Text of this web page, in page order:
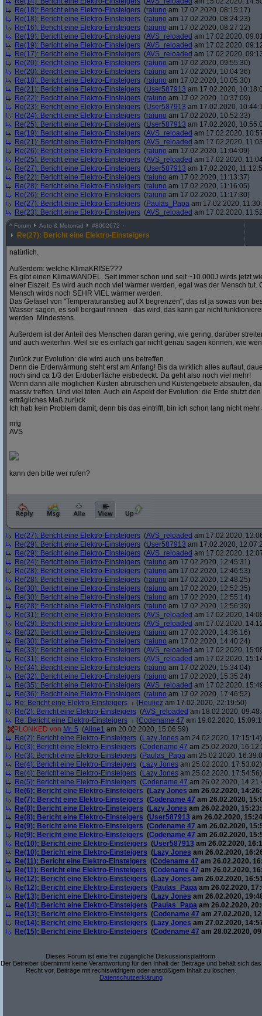
Re(18): Bericht eine Elektro-Einsteigers (raiuno am 17.02.2020, 08:15:17)
Re(18): Bericht eine Elektro-Einsteigers (raiuno am 17.02.2020, 08:24:23)
Re(16): Bericht eine Elektro-Einsteigers (raiuno am 17.02.2020, 08:27:22)
Re(19): Bericht eine Elektro-Einsteigers (AVS_reloaded am 17.02.2020,
Re(19): Bericht eine Elektro-Einsteigers (AVS_reloaded am 17.02.2020,
Re(17): Bericht eine Elektro-Einsteigers (AVS_reloaded am 17.02.2020,
Re(20): Bericht eine Elektro-Einsteigers (raiuno am 17.02.2020, 09:55:30)
Re(20): Bericht eine Elektro-Einsteigers (raiuno am 17.02.2020, 10:04:36)
Re(18): Bericht eine Elektro-Einsteigers (raiuno am 17.02.2020, 10:05:30)
Re(21): Bericht eine Elektro-Einsteigers (User587913 am 17.02.2020,
Re(22): Bericht eine Elektro-Einsteigers (raiuno am 17.02.2020, 10:37:09)
Re(23): Bericht eine Elektro-Einsteigers (User587913 am 17.02.2020,
Re(24): Bericht eine Elektro-Einsteigers (raiuno am 17.02.2020, 10:52:33)
Re(25): Bericht eine Elektro-Einsteigers (User587913 am 17.02.2020,
Re(19): Bericht eine Elektro-Einsteigers (AVS_reloaded am 17.02.2020,
Re(21): Bericht eine Elektro-Einsteigers (AVS_reloaded am 17.02.2020,
Re(26): Bericht eine Elektro-Einsteigers (raiuno am 17.02.2020, 11:04:09)
Re(25): Bericht eine Elektro-Einsteigers (AVS_reloaded am 17.02.2020,
Re(27): Bericht eine Elektro-Einsteigers (User587913 am 17.02.2020,
Re(22): Bericht eine Elektro-Einsteigers (raiuno am 17.02.2020, 11:13:37)
Re(28): Bericht eine Elektro-Einsteigers (raiuno am 17.02.2020, 11:16:05)
Re(26): Bericht eine Elektro-Einsteigers (raiuno am 17.02.2020, 11:17:30)
Re(27): Bericht eine Elektro-Einsteigers (Paulas_Papa am 17.02.2020,
Re(23): Bericht eine Elektro-Einsteigers (AVS_reloaded am 17.02.2020,
^ Forum Auto & Motorrad #8002672
Re(27): Bericht eine Elektro-Einsteigers
natürlich.
Außerdem: welche KlimaKRISE???
Es gibt einen KlimaWANDEL. Seit immer schon und seit ~10.000J wirds jetzt
einer Eiszeit. Es wird auch noch viel wärmer werden, egal was der Mensch tut.
Mensch wirds noch SEHR VIEL wärmer werden.
Das Gefasel von "Temperaturanstieg auf X begrenzen", das ist ja sowas von
Wasser sagen, es soll bergauf rinnen - das wird, das kann gar nicht
werden. Mindestens.
Außerdem ist der Anteil des Menschen daran gering, wie gering, darüber
und auch weiterhin. Weil sie es einfach gar nicht genau sagen können, wie
Zurück zur Evolution: die wird auch uns betreffen.
Denn die Erderwärmung steht erst am Anfang! Bis da wirklich alles auftaut,
noch sind ca 1/3 der Erdoberfläche eisbedeckt. Da geht also noch viel mehr!
Wenn dann alle möglichen Küsten abrutschen und Küstengebiete absaufen,
massiv treffen. Und viel töten. Auch ein Aspekt der Evolution: die Erde stutzt
erträgliches Maß zurück.
Ich hab kein Problem damit, denn bis das eintrifft, bin ich schon lang nicht mehr
mfg
AVS
kann den bitte wer rufen?
Re(27): Bericht eine Elektro-Einsteigers (AVS_reloaded am 17.02.2020,
Re(29): Bericht eine Elektro-Einsteigers (User587913 am 17.02.2020,
Re(29): Bericht eine Elektro-Einsteigers (AVS_reloaded am 17.02.2020,
Re(24): Bericht eine Elektro-Einsteigers (raiuno am 17.02.2020, 12:45:31)
Re(28): Bericht eine Elektro-Einsteigers (raiuno am 17.02.2020, 12:46:53)
Re(28): Bericht eine Elektro-Einsteigers (raiuno am 17.02.2020, 12:48:25)
Re(30): Bericht eine Elektro-Einsteigers (raiuno am 17.02.2020, 12:52:35)
Re(30): Bericht eine Elektro-Einsteigers (raiuno am 17.02.2020, 12:55:14)
Re(28): Bericht eine Elektro-Einsteigers (raiuno am 17.02.2020, 12:56:39)
Re(31): Bericht eine Elektro-Einsteigers (AVS_reloaded am 17.02.2020,
Re(29): Bericht eine Elektro-Einsteigers (AVS_reloaded am 17.02.2020,
Re(32): Bericht eine Elektro-Einsteigers (raiuno am 17.02.2020, 14:36:16)
Re(30): Bericht eine Elektro-Einsteigers (raiuno am 17.02.2020, 14:40:24)
Re(33): Bericht eine Elektro-Einsteigers (AVS_reloaded am 17.02.2020,
Re(31): Bericht eine Elektro-Einsteigers (AVS_reloaded am 17.02.2020,
Re(34): Bericht eine Elektro-Einsteigers (raiuno am 17.02.2020, 15:34:04)
Re(32): Bericht eine Elektro-Einsteigers (raiuno am 17.02.2020, 15:35:24)
Re(35): Bericht eine Elektro-Einsteigers (AVS_reloaded am 17.02.2020,
Re(36): Bericht eine Elektro-Einsteigers (raiuno am 17.02.2020, 17:46:52)
Re: Bericht eine Elektro-Einsteigers
(Heuliez am 17.02.2020, 22:19:50)
Re(2): Bericht eine Elektro-Einsteigers (AVS_reloaded am 18.02.2020,
Re: Bericht eine Elektro-Einsteigers
(Codename 47 am 19.02.2020,
PLONKED von Mr. 5 (Aline1 am 20.02.2020, 15:06:59)
Re(2): Bericht eine Elektro-Einsteigers (Lazy Jones am 24.02.2020, 17:15:14)
Re(3): Bericht eine Elektro-Einsteigers (Codename 47 am 25.02.2020,
Re(3): Bericht eine Elektro-Einsteigers (Paulas_Papa am 25.02.2020,
Re(4): Bericht eine Elektro-Einsteigers (Lazy Jones am 25.02.2020, 17:53:02)
Re(4): Bericht eine Elektro-Einsteigers (Lazy Jones am 25.02.2020, 17:54:56)
Re(5): Bericht eine Elektro-Einsteigers (Codename 47 am 26.02.2020,
Re(6): Bericht eine Elektro-Einsteigers (Lazy Jones am 26.02.2020,
Re(7): Bericht eine Elektro-Einsteigers (Codename 47 am 26.02.2020,
Re(8): Bericht eine Elektro-Einsteigers (Lazy Jones am 26.02.2020,
Re(8): Bericht eine Elektro-Einsteigers (User587913 am 26.02.2020,
Re(9): Bericht eine Elektro-Einsteigers (Codename 47 am 26.02.2020,
Re(9): Bericht eine Elektro-Einsteigers (Codename 47 am 26.02.2020,
Re(10): Bericht eine Elektro-Einsteigers (User587913 am 26.02.2020,
Re(10): Bericht eine Elektro-Einsteigers (Lazy Jones am 26.02.2020,
Re(11): Bericht eine Elektro-Einsteigers (Codename 47 am 26.02.2020,
Re(11): Bericht eine Elektro-Einsteigers (Codename 47 am 26.02.2020,
Re(12): Bericht eine Elektro-Einsteigers (Lazy Jones am 26.02.2020,
Re(12): Bericht eine Elektro-Einsteigers (Paulas_Papa am 26.02.2020,
Re(13): Bericht eine Elektro-Einsteigers (Lazy Jones am 26.02.2020,
Re(14): Bericht eine Elektro-Einsteigers (Paulas_Papa am 26.02.2020,
Re(13): Bericht eine Elektro-Einsteigers (Codename 47 am 27.02.2020,
Re(14): Bericht eine Elektro-Einsteigers (Lazy Jones am 27.02.2020,
Re(15): Bericht eine Elektro-Einsteigers (Codename 47 am 28.02.2020,
Dieses Forum ist eine frei zugängliche Diskussionsplattform.
Der Betreiber übernimmt keine Verantwortung für den Inhalt der Beiträge und behält sich das
Recht vor, Beiträge mit rechtswidrigem oder anstößigem Inhalt zu löschen.
Datenschutzerklärung